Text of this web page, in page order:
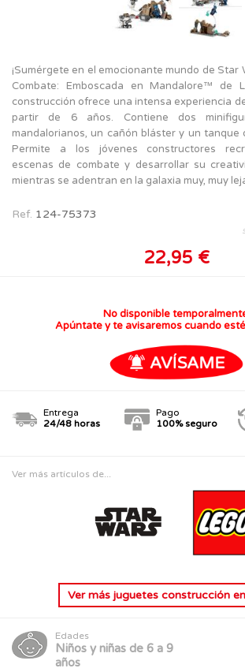
¡Sumérgete en el emocionante mundo de Star
Combate: Emboscada en Mandalore™ de
construcción ofrece una intensa experiencia
partir de 6 años. Contiene dos
mandalorianos, un cañón bláster y un tanque
Permite a los jóvenes constructores
escenas de combate y desarrollar su
mientras se adentran en la galaxia muy, muy
Ref. 124-75373
22,95 €
No disponible
Apúntate y te avisaremos cuando
Entrega
24/48 horas
Pago
100% seguro
Ver más artículos de...
Ver más juguetes construcción
Edades
Niños y niñas de 6 a 9
años